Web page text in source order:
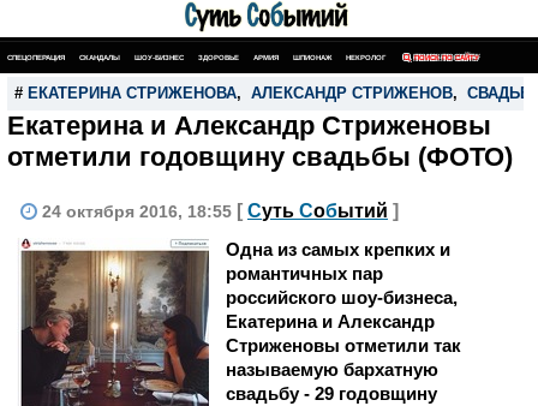
СПЕЦОПЕРАЦИЯ СКАНДАЛЫ ШОУ-БИЗНЕС ЗДОРОВЬЕ АРМИЯ ШПИОНАЖ НЕКРОЛОГ ПОИСК ПО САЙТУ
# ЕКАТЕРИНА СТРИЖЕНОВА, АЛЕКСАНДР СТРИЖЕНОВ,
Екатерина и Александр Стриженовы
отметили годовщину свадьбы (ФОТО)
24 октября 2016, 18:55 [ Суть Событий ]
Одна из самых крепких и
романтичных пар
российского шоу-бизнеса,
Екатерина и Александр
Стриженовы отметили так
называемую бархатную
свадьбу - 29 годовщину